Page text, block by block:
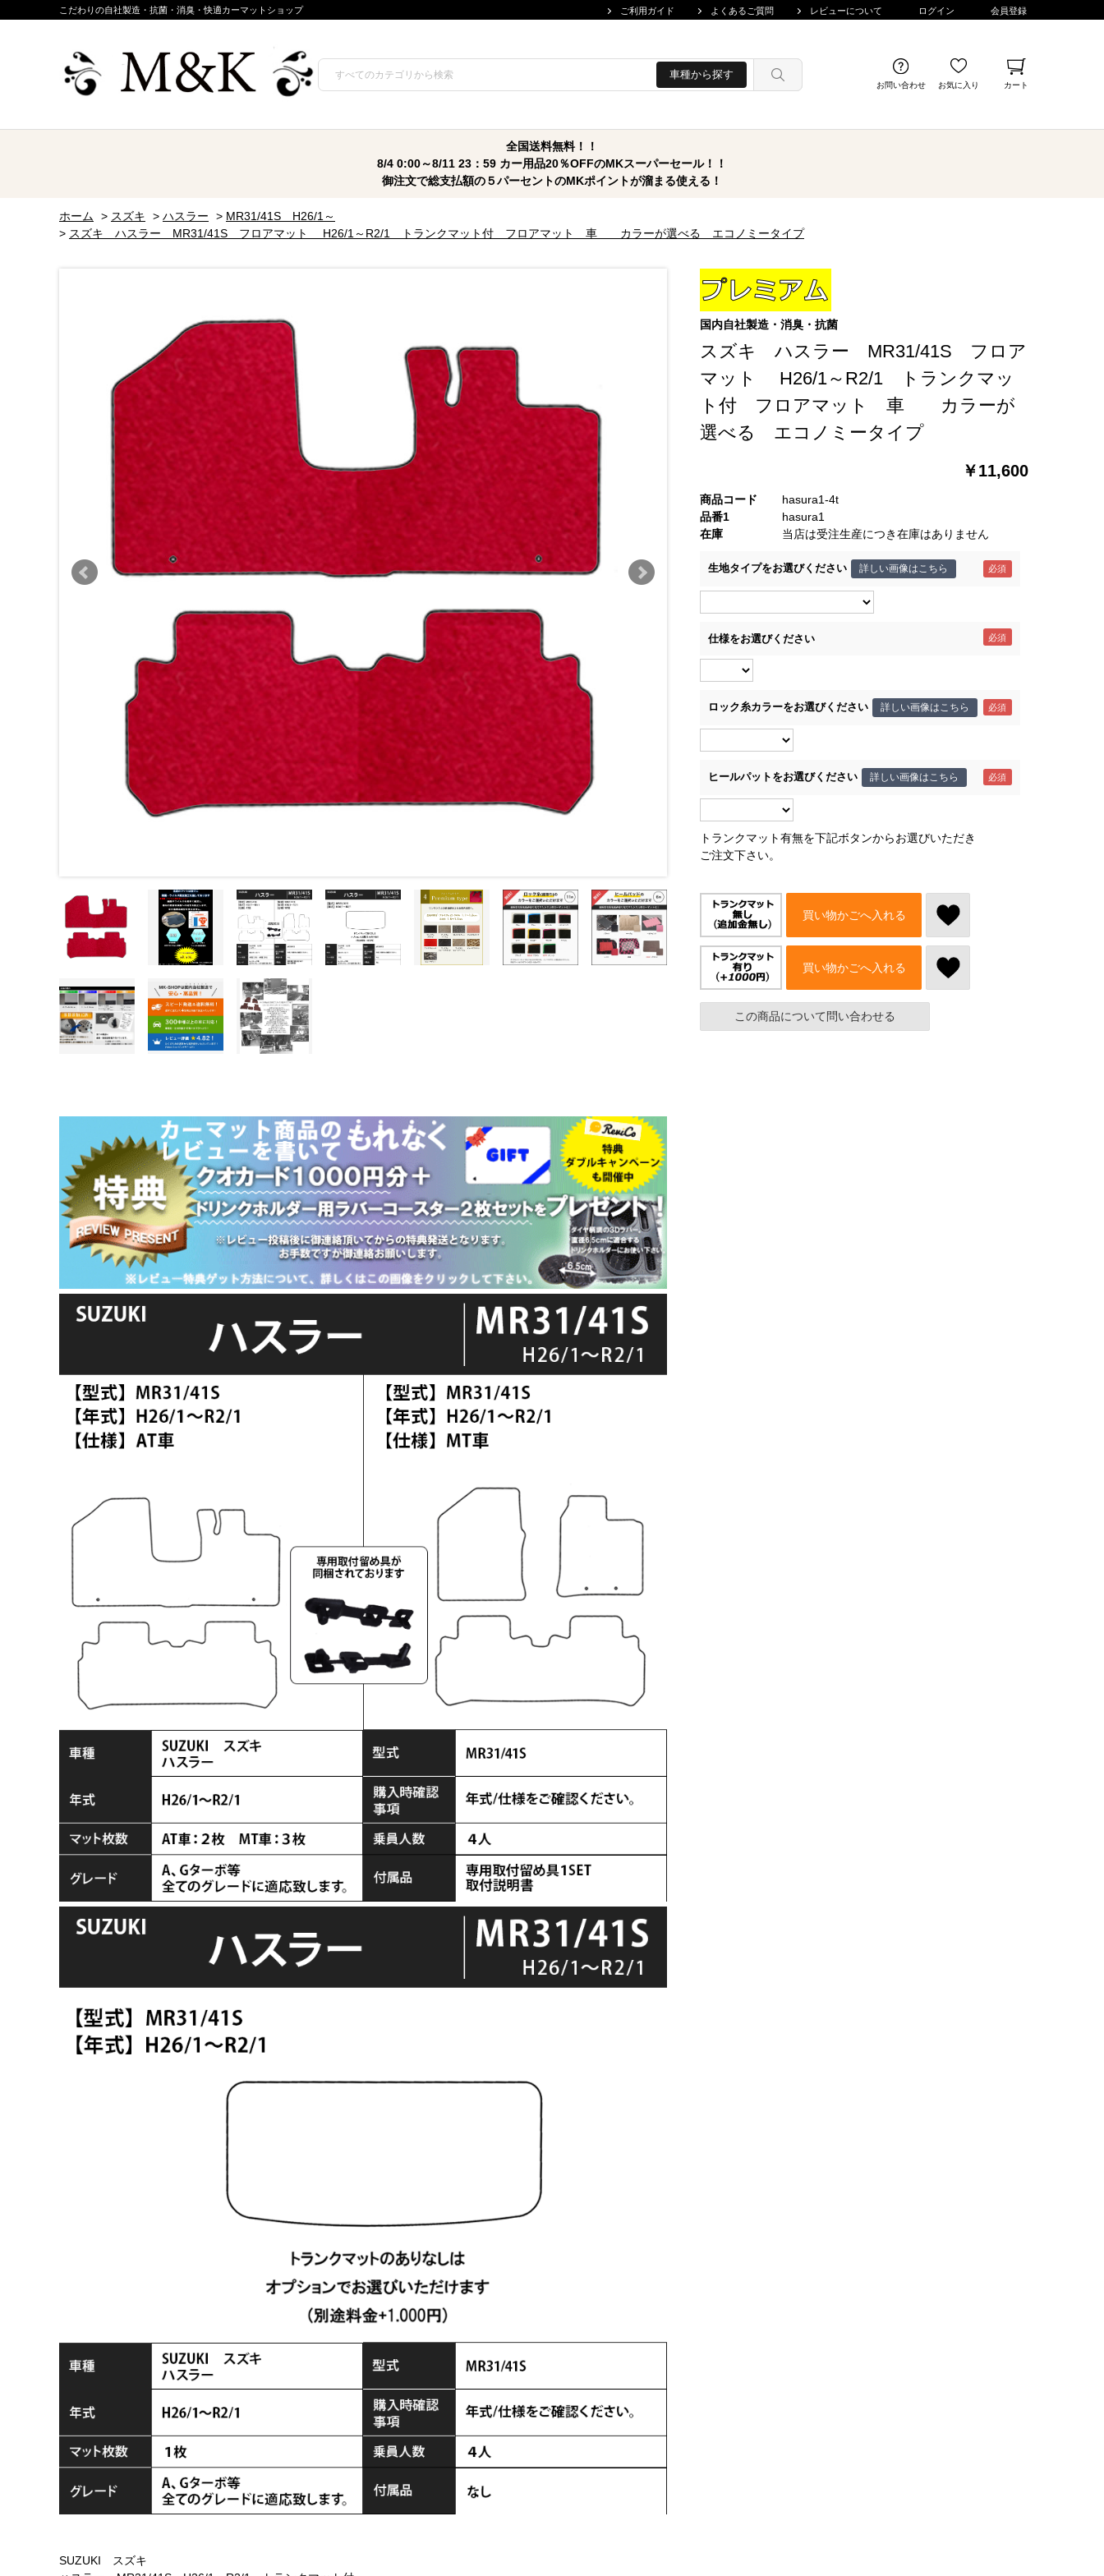
こだわりの自社製造・抗菌・消臭・快適カーマットショップ ご利用ガイド よくあるご質問 レビューについて ログイン 会員登録
車種から探す
お問い合わせ お気に入り カート
全国送料無料！！
8/4 0:00～8/11 23：59 カー用品20％OFFのMKスーパーセール！！
御注文で総支払額の５パーセントのMKポイントが溜まる使える！
ホーム > スズキ > ハスラー > MR31/41S H26/1～
> スズキ ハスラー MR31/41S フロアマット H26/1～R2/1 トランクマット付 フロアマット 車 カラーが選べる エコノミータイプ
SUZUKI スズキ
国内自社製造・消臭・抗菌
スズキ ハスラー MR31/41S フロア
マット H26/1～R2/1 トランクマッ
ト付 フロアマット 車 カラーが
選べる エコノミータイプ
￥11,600
商品コード
hasura1-4t
品番1
hasura1
在庫
当店は受注生産につき在庫はありません
トランクマット有無を下記ボタンからお選びいただき
ご注文下さい。
生地タイプをお選びください 詳しい画像はこちら
仕様をお選びください
ロック糸カラーをお選びください 詳しい画像はこちら
ヒールパットをお選びください 詳しい画像はこちら
買い物かごへ入れる
買い物かごへ入れる
この商品について問い合わせる